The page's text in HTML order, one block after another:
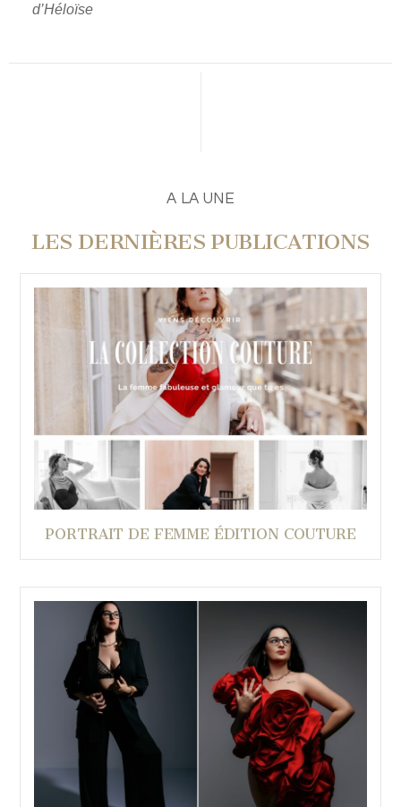
d’Héloïse
A LA UNE
LES DERNIÈRES PUBLICATIONS
PORTRAIT DE FEMME ÉDITION COUTURE